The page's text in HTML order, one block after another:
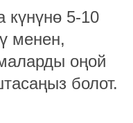
күнүнө 5-10
менен,
оңой
болот.